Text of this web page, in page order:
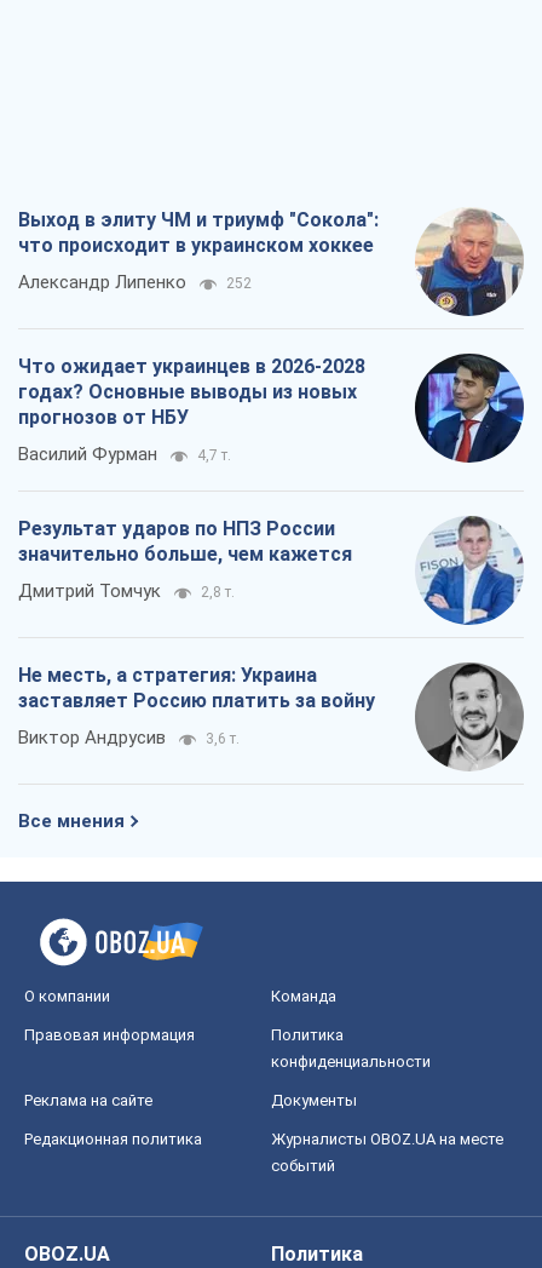
Выход в элиту ЧМ и триумф "Сокола":
что происходит в украинском хоккее
Александр Липенко 252
Что ожидает украинцев в 2026-2028
годах? Основные выводы из новых
прогнозов от НБУ
Василий Фурман 4,7 т.
Результат ударов по НПЗ России
значительно больше, чем кажется
Дмитрий Томчук 2,8 т.
Не месть, а стратегия: Украина
заставляет Россию платить за войну
Виктор Андрусив 3,6 т.
Все мнения
О компании Команда
Правовая информация
Политика
конфиденциальности
Реклама на сайте Документы
Редакционная политика
Журналисты OBOZ.UA на месте
событий
OBOZ.UA
Политика